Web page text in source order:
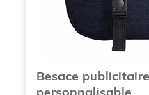
commerciaux.
Les techniques de
permettent un
BCL Concept
Besace